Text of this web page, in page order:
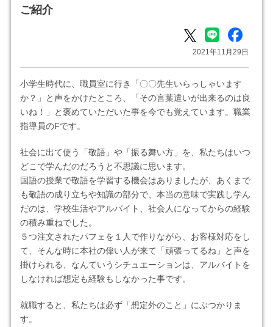
ご紹介
2021年11月29日
小学生時代に、職員室に行き「〇〇先生いらっしゃいます
か？」と声をかけたところ、「その言葉遣いが出来るのは良
いね！」と褒めていただいた事を今でも覚えています。職業
指導員のFです。
社会に出て使う「敬語」や「振る舞い方」を、私たちはいつ
どこで学んだのだろうと不思議に思います。
国語の授業で敬語を学習する機会はありましたが、あくまで
も敬語の成り立ちや知識の部分で、本当の意味で実践し学ん
だのは、学校生活やアルバイト、社会人になってからの経験
の積み重ねでした。
５つ注文されたパフェを１人で作りながら、お客様対応をし
て、そんな時に本社の偉い人が来て「頑張ってるね」と声を
掛けられる、なんていうシチュエーションは、アルバイトを
しなければ想定も経験もしなかった事です。
就職すると、私たちは必ず「想定外のこと」にぶつかりま
す。